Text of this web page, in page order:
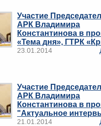
Участие
АРК Владимира
Константинова в
«Тема дня», ГТРК
23.01.2014
Участие
АРК Владимира
Константинова в
"Актуальное
21.01.2014